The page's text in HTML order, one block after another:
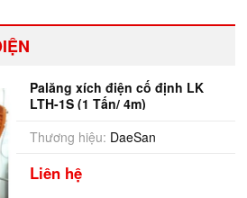
Palăng xích điện cố định LK
LTH-1S (1 Tấn/ 4m)
Thương hiệu: DaeSan
Liên hệ